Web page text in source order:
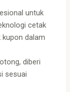
untuk
cetak
dalam
diberi
sesuai